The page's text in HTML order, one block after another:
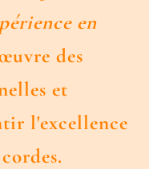
en
des
et
l'excellence